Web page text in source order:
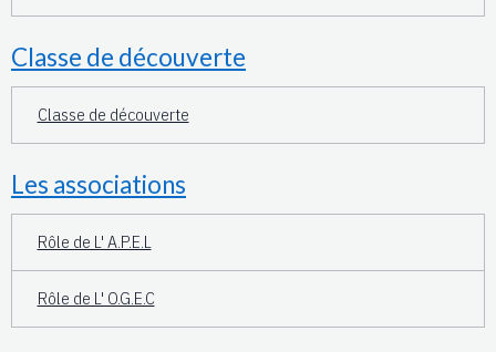
Classe de découverte
Classe de découverte
Les associations
Rôle de L' A.P.E.L
Rôle de L' O.G.E.C